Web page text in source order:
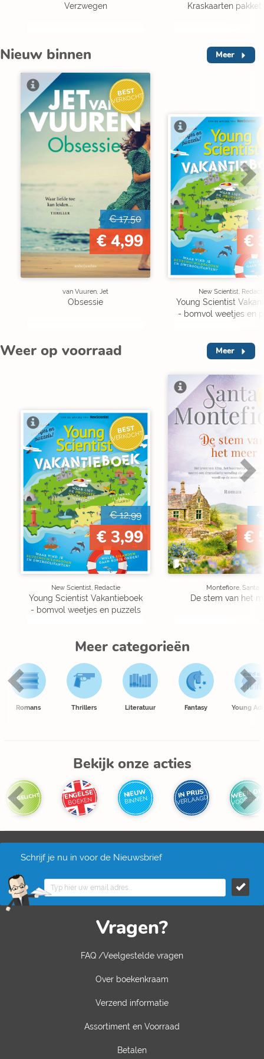
Verzwegen Kraskaarten pakket
Nieuw binnen Meer
BEST
VERKOCHT
€ 17,50
€ 4,99
van Vuuren, Jet
Obsessie
€
New Scientist,
Young Scientist
- bomvol weetjes en
Weer op voorraad Meer
BEST
VERKOCHT
€ 12,99
€ 3,99
New Scientist, Redactie
Young Scientist Vakantieboek
- bomvol weetjes en puzzels
€
€
Montefiore, Santa
De stem van het
Meer categorieën
Romans Thrillers Literatuur Fantasy Young
Bekijk onze acties
UITGELICHT ENGELSE
BOEKEN
NIEUW
BINNEN IN PRIJS
VERLAAGD WEER OP
Schrijf je nu in voor de Nieuwsbrief
Vragen?
FAQ /Veelgestelde vragen
Over boekenkraam
Verzend informatie
Assortiment en Voorraad
Betalen